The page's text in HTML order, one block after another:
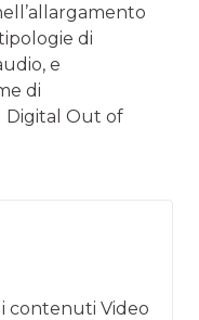
di
e
di
Digital Out of
contenuti Video